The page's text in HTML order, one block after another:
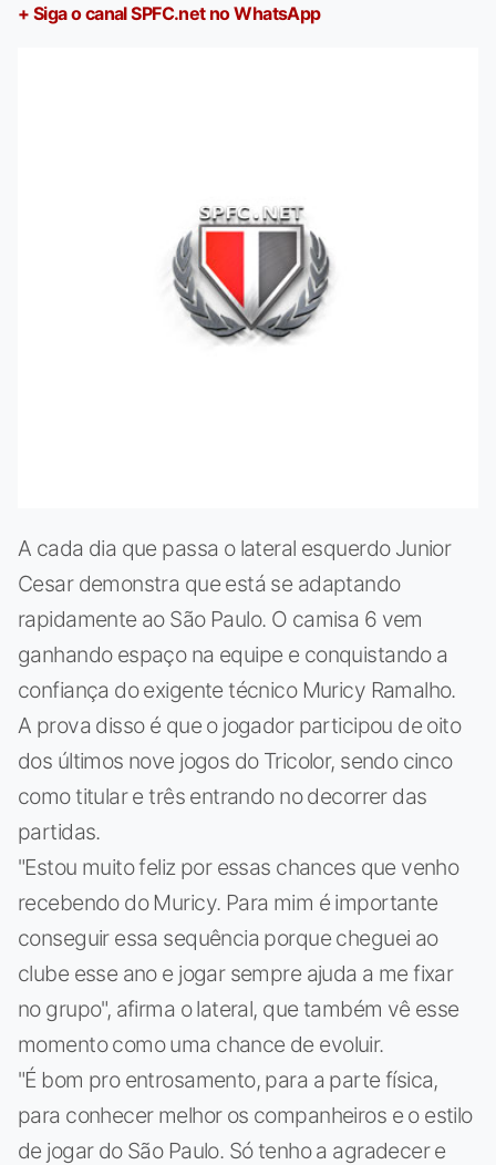
+ Siga o canal SPFC.net no WhatsApp
A cada dia que passa o lateral esquerdo Junior
Cesar demonstra que está se adaptando
rapidamente ao São Paulo. O camisa 6 vem
ganhando espaço na equipe e conquistando a
confiança do exigente técnico Muricy Ramalho.
A prova disso é que o jogador participou de oito
dos últimos nove jogos do Tricolor, sendo cinco
como titular e três entrando no decorrer das
partidas.
"Estou muito feliz por essas chances que venho
recebendo do Muricy. Para mim é importante
conseguir essa sequência porque cheguei ao
clube esse ano e jogar sempre ajuda a me fixar
no grupo", afirma o lateral, que também vê esse
momento como uma chance de evoluir.
"É bom pro entrosamento, para a parte física,
para conhecer melhor os companheiros e o estilo
de jogar do São Paulo. Só tenho a agradecer e